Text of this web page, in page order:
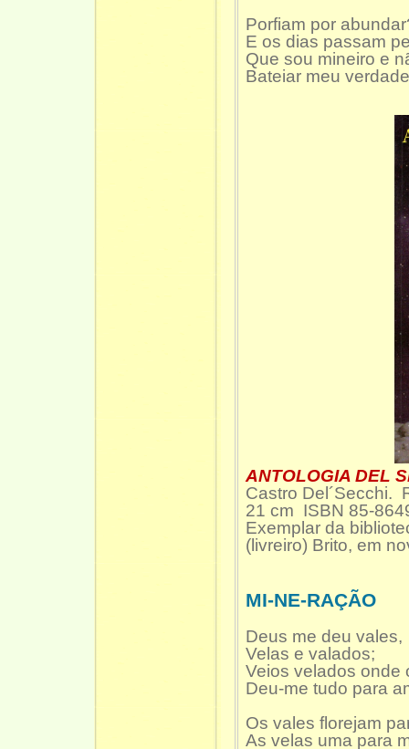
Porfiam por
E os dias passam
Que sou mineiro e
Bateiar meu
ANTOLOGIA DEL
Castro Del´Secchi.
21 cm ISBN 85-
Exemplar da
(livreiro) Brito, em
MI-NE-RAÇÃO
Deus me deu vales,
Velas e valados;
Veios velados onde
Deu-me tudo para
Os vales florejam
As velas uma para